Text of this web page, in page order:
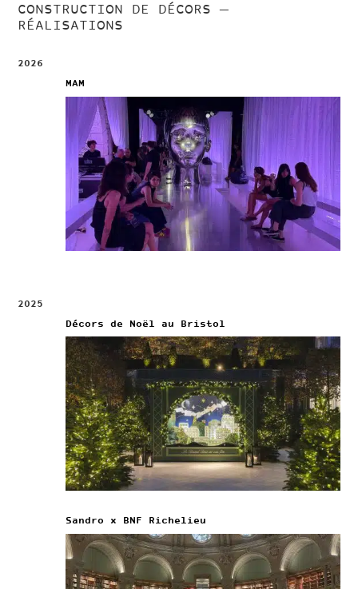
CONSTRUCTION DE DÉCORS —
RÉALISATIONS
2026
MAM
2025
Décors de Noël au Bristol
Sandro x BNF Richelieu